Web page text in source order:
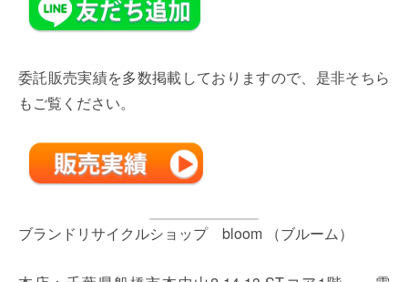
委託販売実績を多数掲載しておりますので、是非そちら
もご覧ください。
ブランドリサイクルショップ bloom （ブルーム）